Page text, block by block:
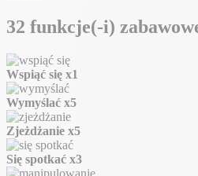
32 funkcje(-i)
Wspiąć się x1
Wymyślać x5
Zjeżdżanie x5
Się spotkać x3